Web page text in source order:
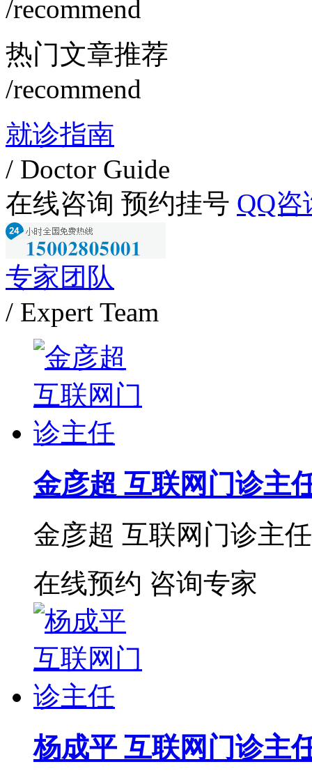
/recommend
热门文章推荐
/recommend
就诊指南
/ Doctor Guide
在线咨询 预约挂号 QQ咨
专家团队
/ Expert Team
金彦超 互联网门诊主
金彦超 互联网门诊主
在线预约 咨询专家
杨成平 互联网门诊主